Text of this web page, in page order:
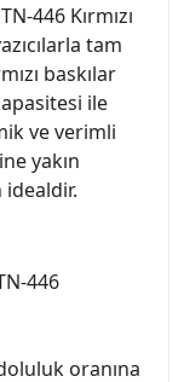
446 Kırmızı
tam
baskılar
ile
ve verimli
yakın
idealdir.
446
oranına